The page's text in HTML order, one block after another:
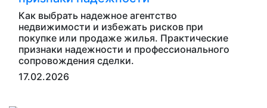
Как выбрать надежное агентство
недвижимости и избежать рисков при
покупке или продаже жилья. Практические
признаки надежности и профессионального
сопровождения сделки.
17.02.2026